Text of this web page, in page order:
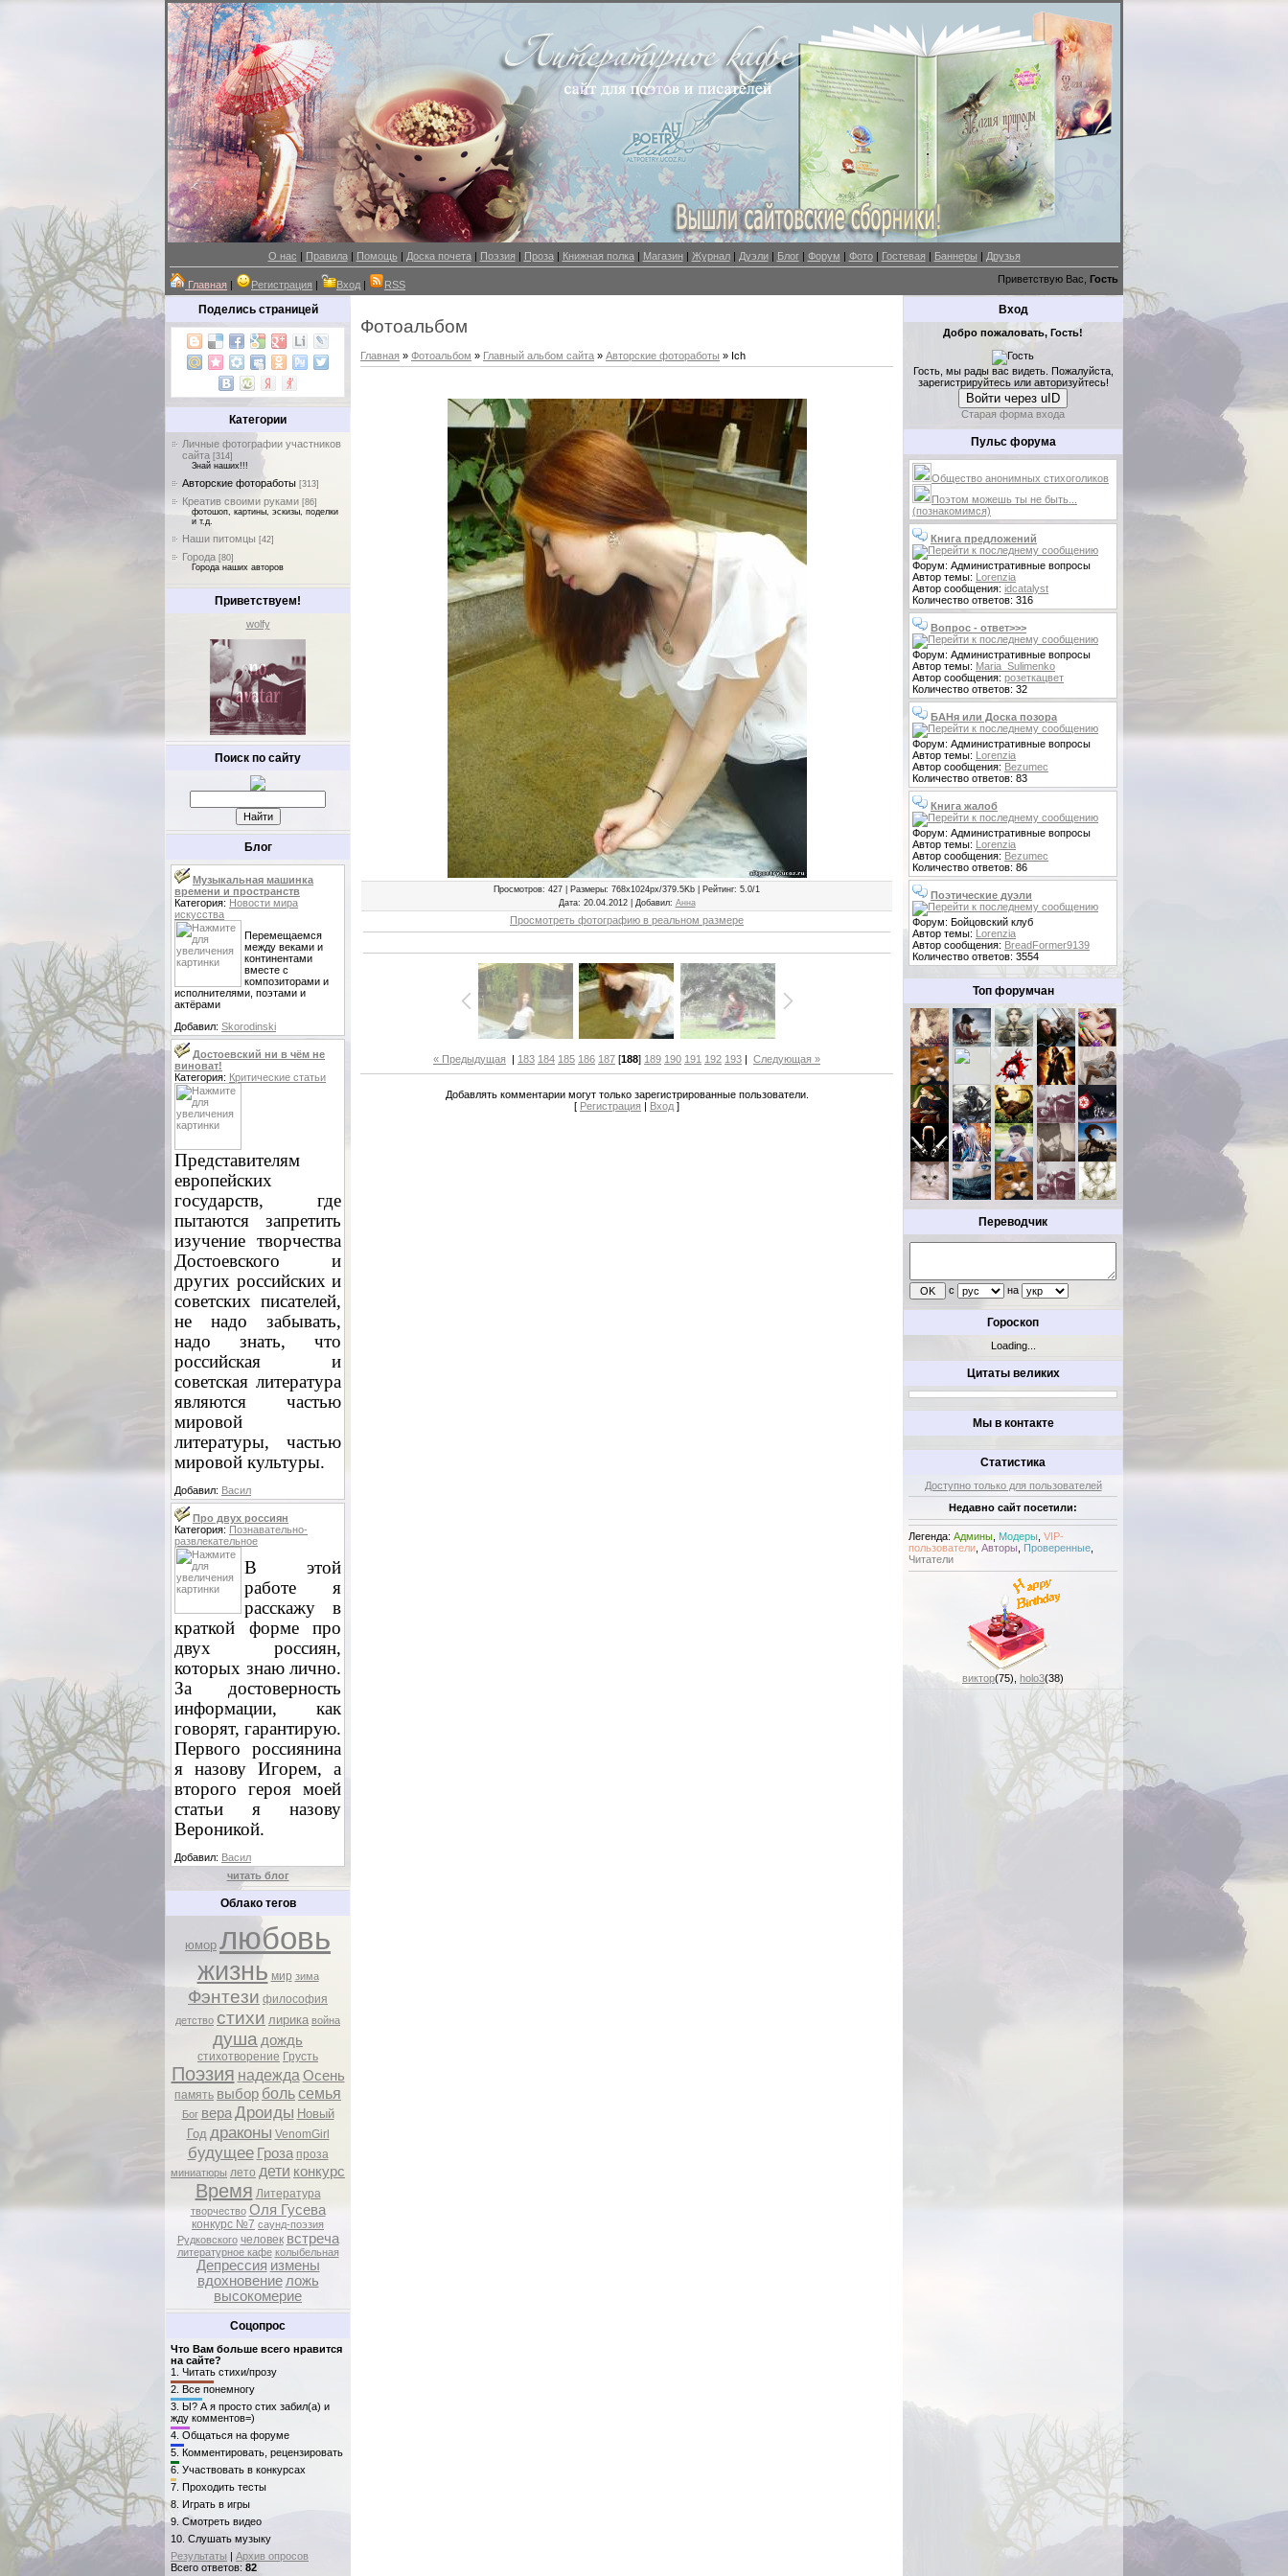
О нас | Правила| Помощь | Доска почета| Поэзия | Проза| Книжная полка| Магазин| Журнал| Дуэли| Блог| Форум | Фото| Гостевая | Баннеры | Друзья
Главная | Регистрация | Вход | RSS Приветствую Вас, Гость
Поделись страницей
Категории
Личные фотографии участников
сайта [314]
Знай наших!!!
Авторские фотоработы [313]
Креатив своими руками [86]
фотошоп, картины, эскизы, поделки
и т.д.
Наши питомцы [42]
Города [80]
Города наших авторов
Приветствуем!
wolfy
Поиск по сайту
Блог
Музыкальная машинка
времени и пространств
Категория: Новости мира
искусства
Перемещаемся
между веками и
континентами
вместе с
композиторами и
исполнителями, поэтами и
актёрами
Добавил: Skorodinski
Достоевский ни в чём не
виноват!
Категория: Критические статьи
Представителям
европейских
государств, где
пытаются запретить
изучение творчества
Достоевского и
других российских и
советских писателей,
не надо забывать,
надо знать, что
российская и
советская литература
являются частью
мировой
литературы, частью
мировой культуры.
Добавил: Васил
Про двух россиян
Категория: Познавательно-
развлекательное
В этой
работе я
расскажу в
краткой форме про
двух россиян,
которых знаю лично.
За достоверность
информации, как
говорят, гарантирую.
Первого россиянина
я назову Игорем, а
второго героя моей
статьи я назову
Вероникой.
Добавил: Васил
читать блог
Облако тегов
юмор любовь
жизнь мир зима
Фэнтези философия
детство стихи лирика война
душа дождь
стихотворение Грусть
Поэзия надежда Осень
память выбор больсемья
Бог вера Дроиды Новый
Год драконы VenomGirl
будущее Гроза проза
миниатюры лето дети конкурс
Время Литература
творчество Оля Гусева
конкурс №7 саунд-поэзия
Рудковского человек встреча
литературное кафе колыбельная
Депрессия измены
вдохновение ложь
высокомерие
Соцопрос
Что Вам больше всего нравится
на сайте?
1. Читать стихи/прозу
2. Все понемногу
3. Ы? А я просто стих забил(а) и
жду комментов=)
4. Общаться на форуме
5. Комментировать, рецензировать
6. Участвовать в конкурсах
7. Проходить тесты
8. Играть в игры
9. Смотреть видео
10. Слушать музыку
Результаты | Архив опросов
Всего ответов: 82
Фотоальбом
Главная » Фотоальбом » Главный альбом сайта » Авторские фотоработы » Ich
Просмотров: 427 | Размеры: 768x1024px/379.5Kb | Рейтинг: 5.0/1
Дата: 20.04.2012 | Добавил: Анна
Просмотреть фотографию в реальном размере
« Предыдущая 183 184 185 186 187 [188] 189 190 191 192 193 Следующая »
Добавлять комментарии могут только зарегистрированные пользователи.
[ Регистрация | Вход ]
Вход
Добро пожаловать, Гость!
Гость, мы рады вас видеть. Пожалуйста,
зарегистрируйтесь или авторизуйтесь!
Войти через uID
Старая форма входа
Пульс форума
Общество анонимных стихоголиков
Поэтом можешь ты не быть...
(познакомимся)
Книга предложений
Форум: Административные вопросы
Автор темы: Lorenzia
Автор сообщения: idcatalyst
Количество ответов: 316
Вопрос - ответ>>>
Форум: Административные вопросы
Автор темы: Maria_Sulimenko
Автор сообщения: розеткацвет
Количество ответов: 32
БАНя или Доска позора
Форум: Административные вопросы
Автор темы: Lorenzia
Автор сообщения: Bezumec
Количество ответов: 83
Книга жалоб
Форум: Административные вопросы
Автор темы: Lorenzia
Автор сообщения: Bezumec
Количество ответов: 86
Поэтические дуэли
Форум: Бойцовский клуб
Автор темы: Lorenzia
Автор сообщения: BreadFormer9139
Количество ответов: 3554
Топ форумчан
Переводчик
с на
Гороскоп
Loading...
Цитаты великих
Мы в контакте
Статистика
Доступно только для пользователей
Недавно сайт посетили:
Легенда: Админы Модеры VIP-
пользователи Авторы Проверенные
Читатели
виктор(75) holo3(38)